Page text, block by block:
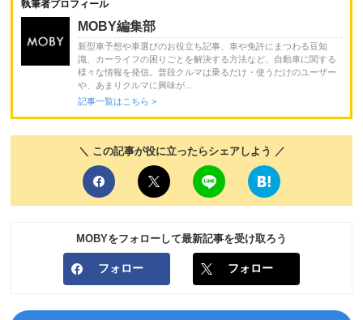
執筆者プロフィール
MOBY編集部
新型車予想や車選びのお役立ち記事、車や免許にまつわる豆知
識、カーライフの困りごとを解決する方法など、自動車に関する
様々な情報を発信。普段クルマは乗るだけ・使うだけのユーザー
や、あまりクルマに興味が...
記事一覧はこちら >
＼ この記事が役に立ったらシェアしよう ／
MOBYをフォローして最新記事を受け取ろう
フォロー フォロー